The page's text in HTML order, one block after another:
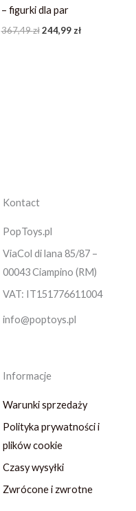
– figurki dla par
367,49zł 244,99 zł
Kontact
PopToys.pl
ViaCol di lana 85/87 –
00043 Ciampino (RM)
VAT: IT151776611004
info@poptoys.pl
Informacje
Warunki sprzedaży
Polityka prywatności i
plików cookie
Czasy wysyłki
Zwrócone i zwrotne